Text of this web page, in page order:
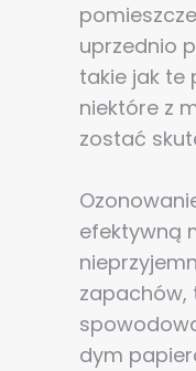
uprzednio
takie jak te
niektóre z
zostać
efektywną
zapachów,
dym